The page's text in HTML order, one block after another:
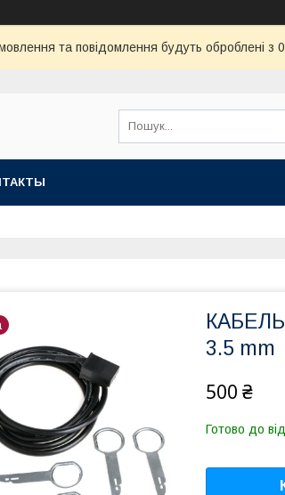
та повідомлення будуть оброблені з
КАБЕЛЬ
3.5 mm
500 ₴
Готово до